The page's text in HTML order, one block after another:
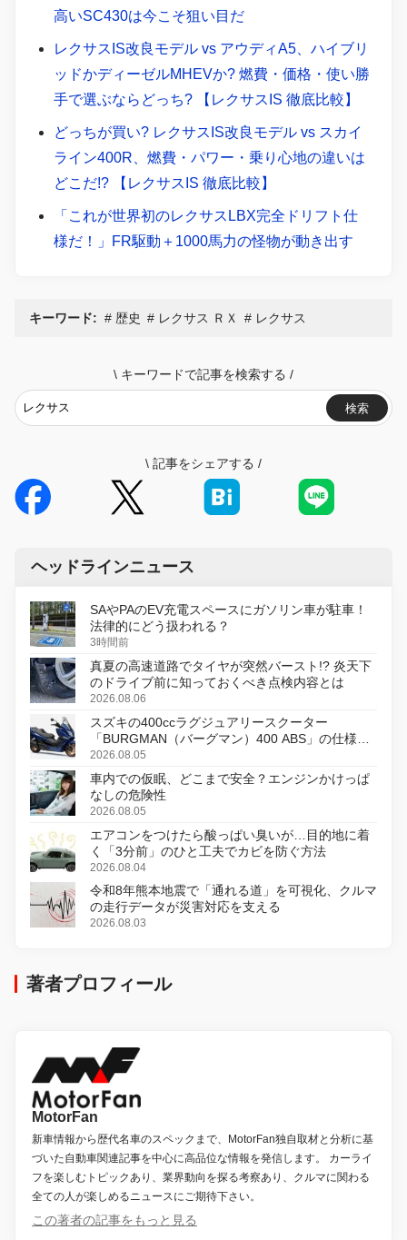
高いSC430は今こそ狙い目だ
レクサスIS改良モデル vs アウディA5、ハイブリ
ッドかディーゼルMHEVか? 燃費・価格・使い勝
手で選ぶならどっち? 【レクサスIS 徹底比較】
どっちが買い? レクサスIS改良モデル vs スカイ
ライン400R、燃費・パワー・乗り心地の違いは
どこだ!? 【レクサスIS 徹底比較】
「これが世界初のレクサスLBX完全ドリフト仕
様だ！」FR駆動＋1000馬力の怪物が動き出す
キーワード: 歴史 レクサス ＲＸ レクサス
\ キーワードで記事を検索する /
検索
\ 記事をシェアする /
ヘッドラインニュース
SAやPAのEV充電スペースにガソリン車が駐車！
法律的にどう扱われる？
3時間前
真夏の高速道路でタイヤが突然バースト!? 炎天下
のドライブ前に知っておくべき点検内容とは
2026.08.06
スズキの400ccラグジュアリースクーター
「BURGMAN（バーグマン）400 ABS」の仕様を
変更し、8月18日に発売
2026.08.05
車内での仮眠、どこまで安全？エンジンかけっぱ
なしの危険性
2026.08.05
エアコンをつけたら酸っぱい臭いが…目的地に着
く「3分前」のひと工夫でカビを防ぐ方法
2026.08.04
令和8年熊本地震で「通れる道」を可視化、クルマ
の走行データが災害対応を支える
2026.08.03
著者プロフィール
MotorFan
新車情報から歴代名車のスペックまで、MotorFan独自取材と分析に基
づいた自動車関連記事を中心に高品位な情報を発信します。 カーライ
フを楽しむトピックあり、業界動向を探る考察あり、クルマに関わる
全ての人が楽しめるニュースにご期待下さい。
この著者の記事をもっと見る